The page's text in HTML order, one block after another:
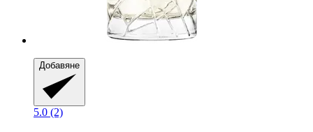
Добавяне
5.0 (2)